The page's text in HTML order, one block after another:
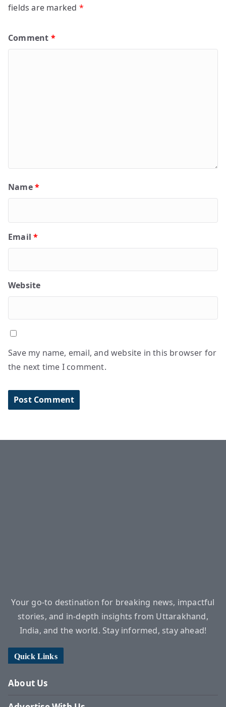
fields are marked *
Comment *
Name*
Email*
Website
Save my name, email, and website in this browser for
the next time I comment.
Your go-to destination for breaking news, impactful
stories, and in-depth insights from Uttarakhand,
India, and the world. Stay informed, stay ahead!
Quick Links
About Us